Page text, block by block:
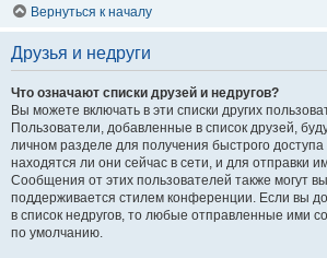
Вернуться к началу
Друзья и недруги
Что означают списки друзей и недругов?
Вы можете включать в эти списки других
Пользователи, добавленные в список друзей,
личном разделе для получения быстрого
находятся ли они сейчас в сети, и для отправки
Сообщения от этих пользователей также могут
поддерживается стилем конференции. Если вы
в список недругов, то любые отправленные ими
по умолчанию.